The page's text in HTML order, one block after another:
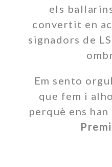
els
convertit en
signadors de
Em sento
que fem i
perquè ens